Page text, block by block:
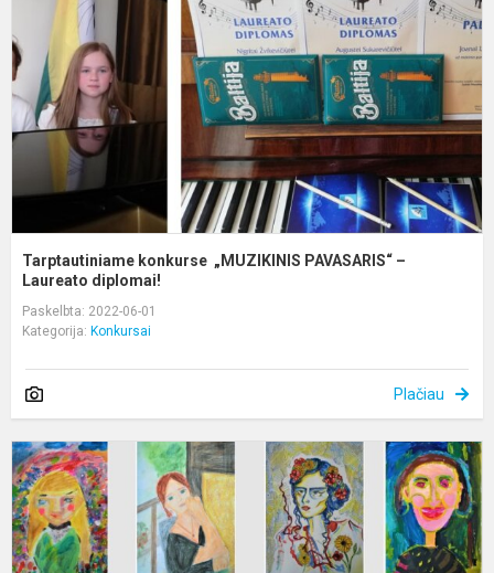
Tarptautiniame konkurse „MUZIKINIS PAVASARIS“ –
Laureato diplomai!
Paskelbta: 2022-06-01
Kategorija: Konkursai
Plačiau